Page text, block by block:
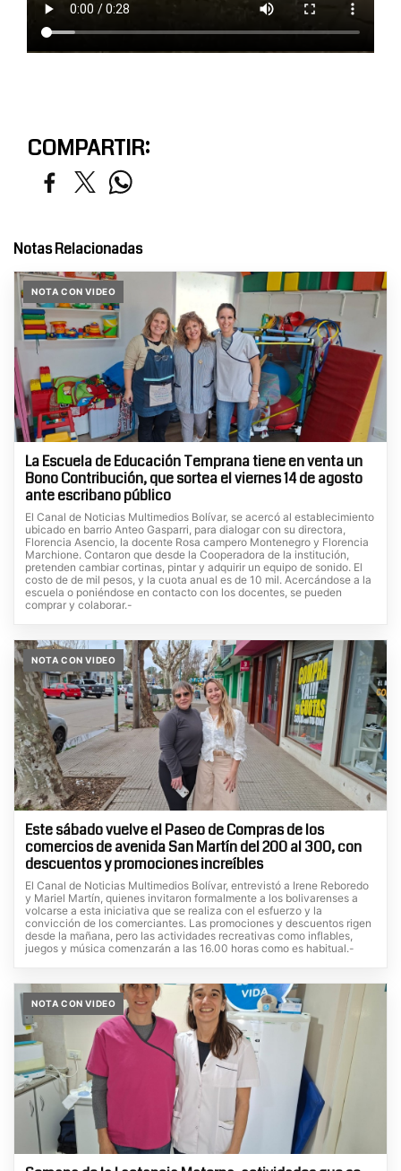
COMPARTIR:
Notas Relacionadas
NOTA CON VIDEO
La Escuela de Educación Temprana tiene en venta un
Bono Contribución, que sortea el viernes 14 de agosto
ante escribano público
El Canal de Noticias Multimedios Bolívar, se acercó al establecimiento
ubicado en barrio Anteo Gasparri, para dialogar con su directora,
Florencia Asencio, la docente Rosa campero Montenegro y Florencia
Marchione. Contaron que desde la Cooperadora de la institución,
pretenden cambiar cortinas, pintar y adquirir un equipo de sonido. El
costo de de mil pesos, y la cuota anual es de 10 mil. Acercándose a la
escuela o poniéndose en contacto con los docentes, se pueden
comprar y colaborar.-
NOTA CON VIDEO
Este sábado vuelve el Paseo de Compras de los
comercios de avenida San Martín del 200 al 300, con
descuentos y promociones increíbles
El Canal de Noticias Multimedios Bolívar, entrevistó a Irene Reboredo
y Mariel Martín, quienes invitaron formalmente a los bolivarenses a
volcarse a esta iniciativa que se realiza con el esfuerzo y la
convicción de los comerciantes. Las promociones y descuentos rigen
desde la mañana, pero las actividades recreativas como inflables,
juegos y música comenzarán a las 16.00 horas como es habitual.-
NOTA CON VIDEO